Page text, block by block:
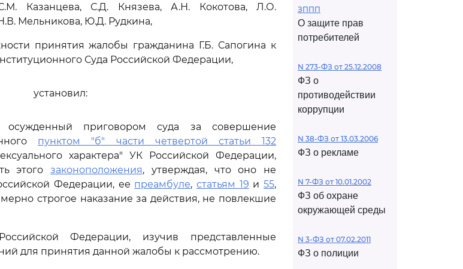
Казанцева, С.Д. Князева, А.Н. Кокотова, Л.О.
Мельникова, Ю.Д. Рудкина,
принятия жалобы гражданина Г.Б. Сапогина к
Суда Российской Федерации,
установил:
осужденный приговором суда за совершение
пунктом "б" части четвертой статьи 132
характера" УК Российской Федерации,
этогозаконоположения, утверждая, что оно не
Федерации, ее преамбуле,статьям 19 и55,
строгое наказание за действия, не повлекшие
Федерации, изучив представленные
для принятия данной жалобы к рассмотрению.
ЗППП
О защите прав
потребителей
N 273-ФЗ от 25.12.2008
ФЗ о
противодействии
коррупции
N 38-ФЗ от 13.03.2006
ФЗ о рекламе
N 7-ФЗ от 10.01.2002
ФЗ об охране
окружающей среды
N 3-ФЗ от 07.02.2011
ФЗ о полиции